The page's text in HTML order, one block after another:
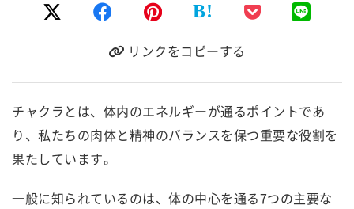
B!
リンクをコピーする
チャクラとは、体内のエネルギーが通るポイントであ
り、私たちの肉体と精神のバランスを保つ重要な役割を
果たしています。
一般に知られているのは、体の中心を通る7つの主要な